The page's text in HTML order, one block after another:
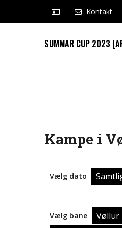
Kontakt
SUMMAR CUP 2023
Kampe i
Vælg dato
Vælg bane Vøllur